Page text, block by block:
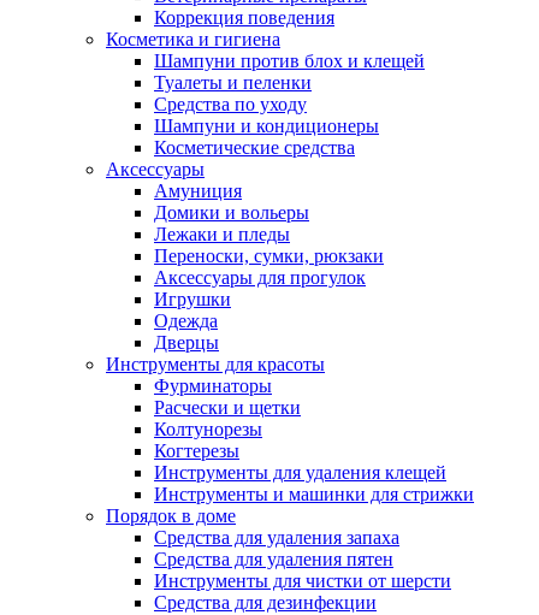
Коррекция поведения
Косметика и гигиена
Шампуни против блох и клещей
Туалеты и пеленки
Средства по уходу
Шампуни и кондиционеры
Косметические средства
Аксессуары
Амуниция
Домики и вольеры
Лежаки и пледы
Переноски, сумки, рюкзаки
Аксессуары для прогулок
Игрушки
Одежда
Дверцы
Инструменты для красоты
Фурминаторы
Расчески и щетки
Колтунорезы
Когтерезы
Инструменты для удаления клещей
Инструменты и машинки для стрижки
Порядок в доме
Средства для удаления запаха
Средства для удаления пятен
Инструменты для чистки от шерсти
Средства для дезинфекции